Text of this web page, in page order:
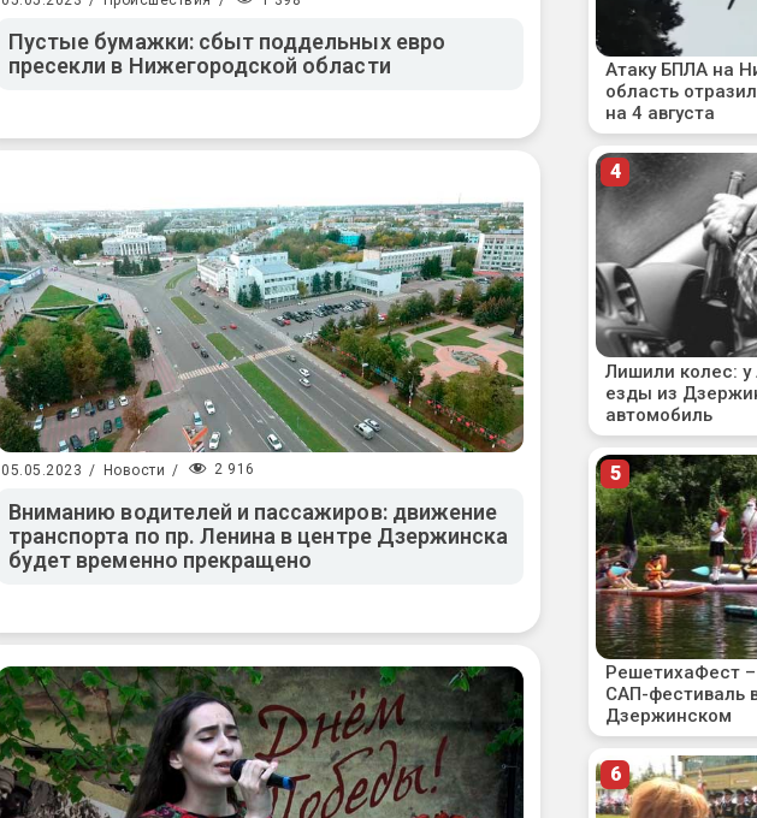
Пустые бумажки: сбыт поддельных евро
пресекли в Нижегородской области
05.05.2023 / Новости / 2 916
Вниманию водителей и пассажиров: движение
транспорта по пр. Ленина в центре Дзержинска
будет временно прекращено